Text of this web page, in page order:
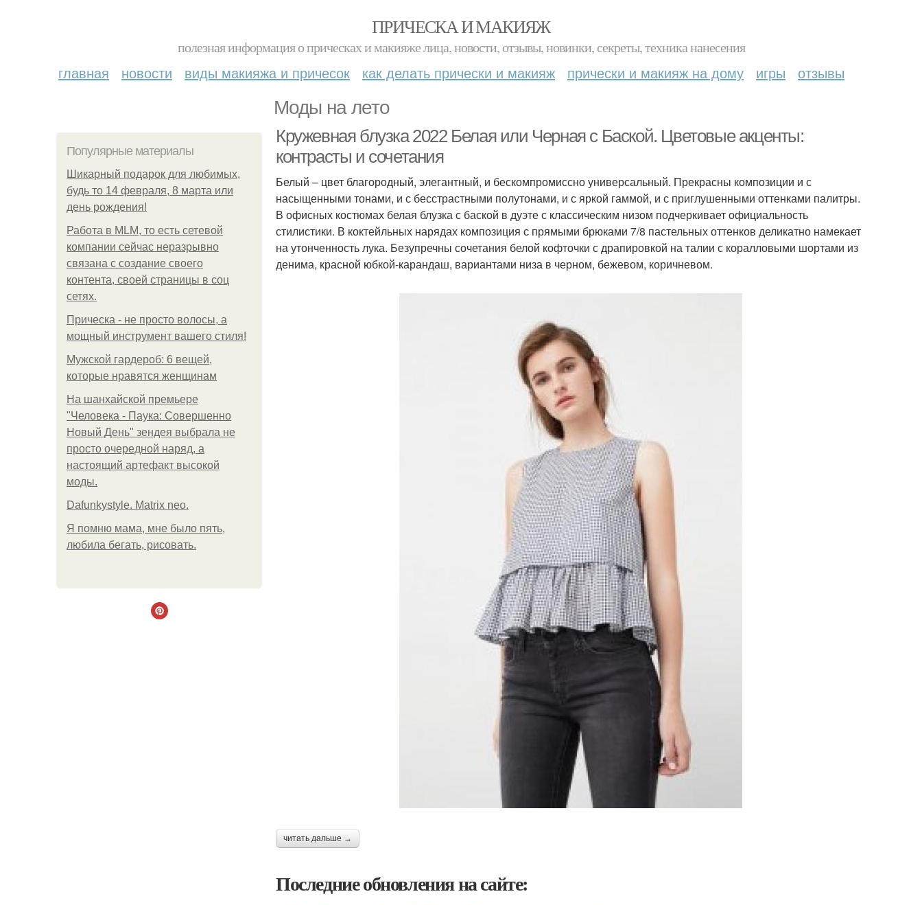
ПРИЧЕСКА И МАКИЯЖ
полезная информация о прическах и макияже лица, новости, отзывы, новинки, секреты, техника нанесения
главная новости виды макияжа и причесок как делать прически и макияж прически и макияж на дому игры отзывы
Моды на лето
Популярные материалы
Шикарный подарок для любимых,
будь то 14 февраля, 8 марта или
день рождения!
Работа в MLM, то есть сетевой
компании сейчас неразрывно
связана с создание своего
контента, своей страницы в соц
сетях.
Прическа - не просто волосы, а
мощный инструмент вашего стиля!
Мужской гардероб: 6 вещей,
которые нравятся женщинам
На шанхайской премьере
"Человека - Паука: Совершенно
Новый День" зендея выбрала не
просто очередной наряд, а
настоящий артефакт высокой
моды.
Dafunkystyle. Matrix neo.
Я помню мама, мне было пять,
любила бегать, рисовать.
Кружевная блузка 2022 Белая или Черная с Баской. Цветовые акценты:
контрасты и сочетания
Белый – цвет благородный, элегантный, и бескомпромиссно универсальный. Прекрасны композиции и с
насыщенными тонами, и с бесстрастными полутонами, и с яркой гаммой, и с приглушенными оттенками палитры.
В офисных костюмах белая блузка с баской в дуэте с классическим низом подчеркивает официальность
стилистики. В коктейльных нарядах композиция с прямыми брюками 7/8 пастельных оттенков деликатно намекает
на утонченность лука. Безупречны сочетания белой кофточки с драпировкой на талии с коралловыми шортами из
денима, красной юбкой-карандаш, вариантами низа в черном, бежевом, коричневом.
читать дальше →
Последние обновления на сайте: